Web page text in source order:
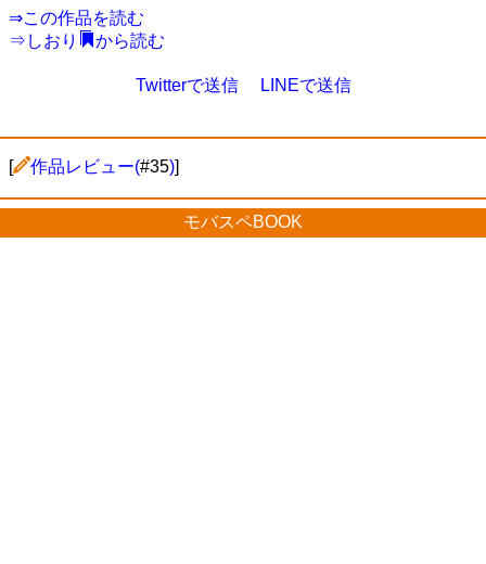
⇒この作品を読む
⇒ しおり から読む
Twitterで送信 LINEで送信
[ 作品レビュー(#35)]
モバスペBOOK